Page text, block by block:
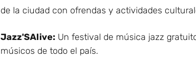
de la ciudad con ofrendas y actividades
Jazz'SAlive: Un festival de música jazz
músicos de todo el país.